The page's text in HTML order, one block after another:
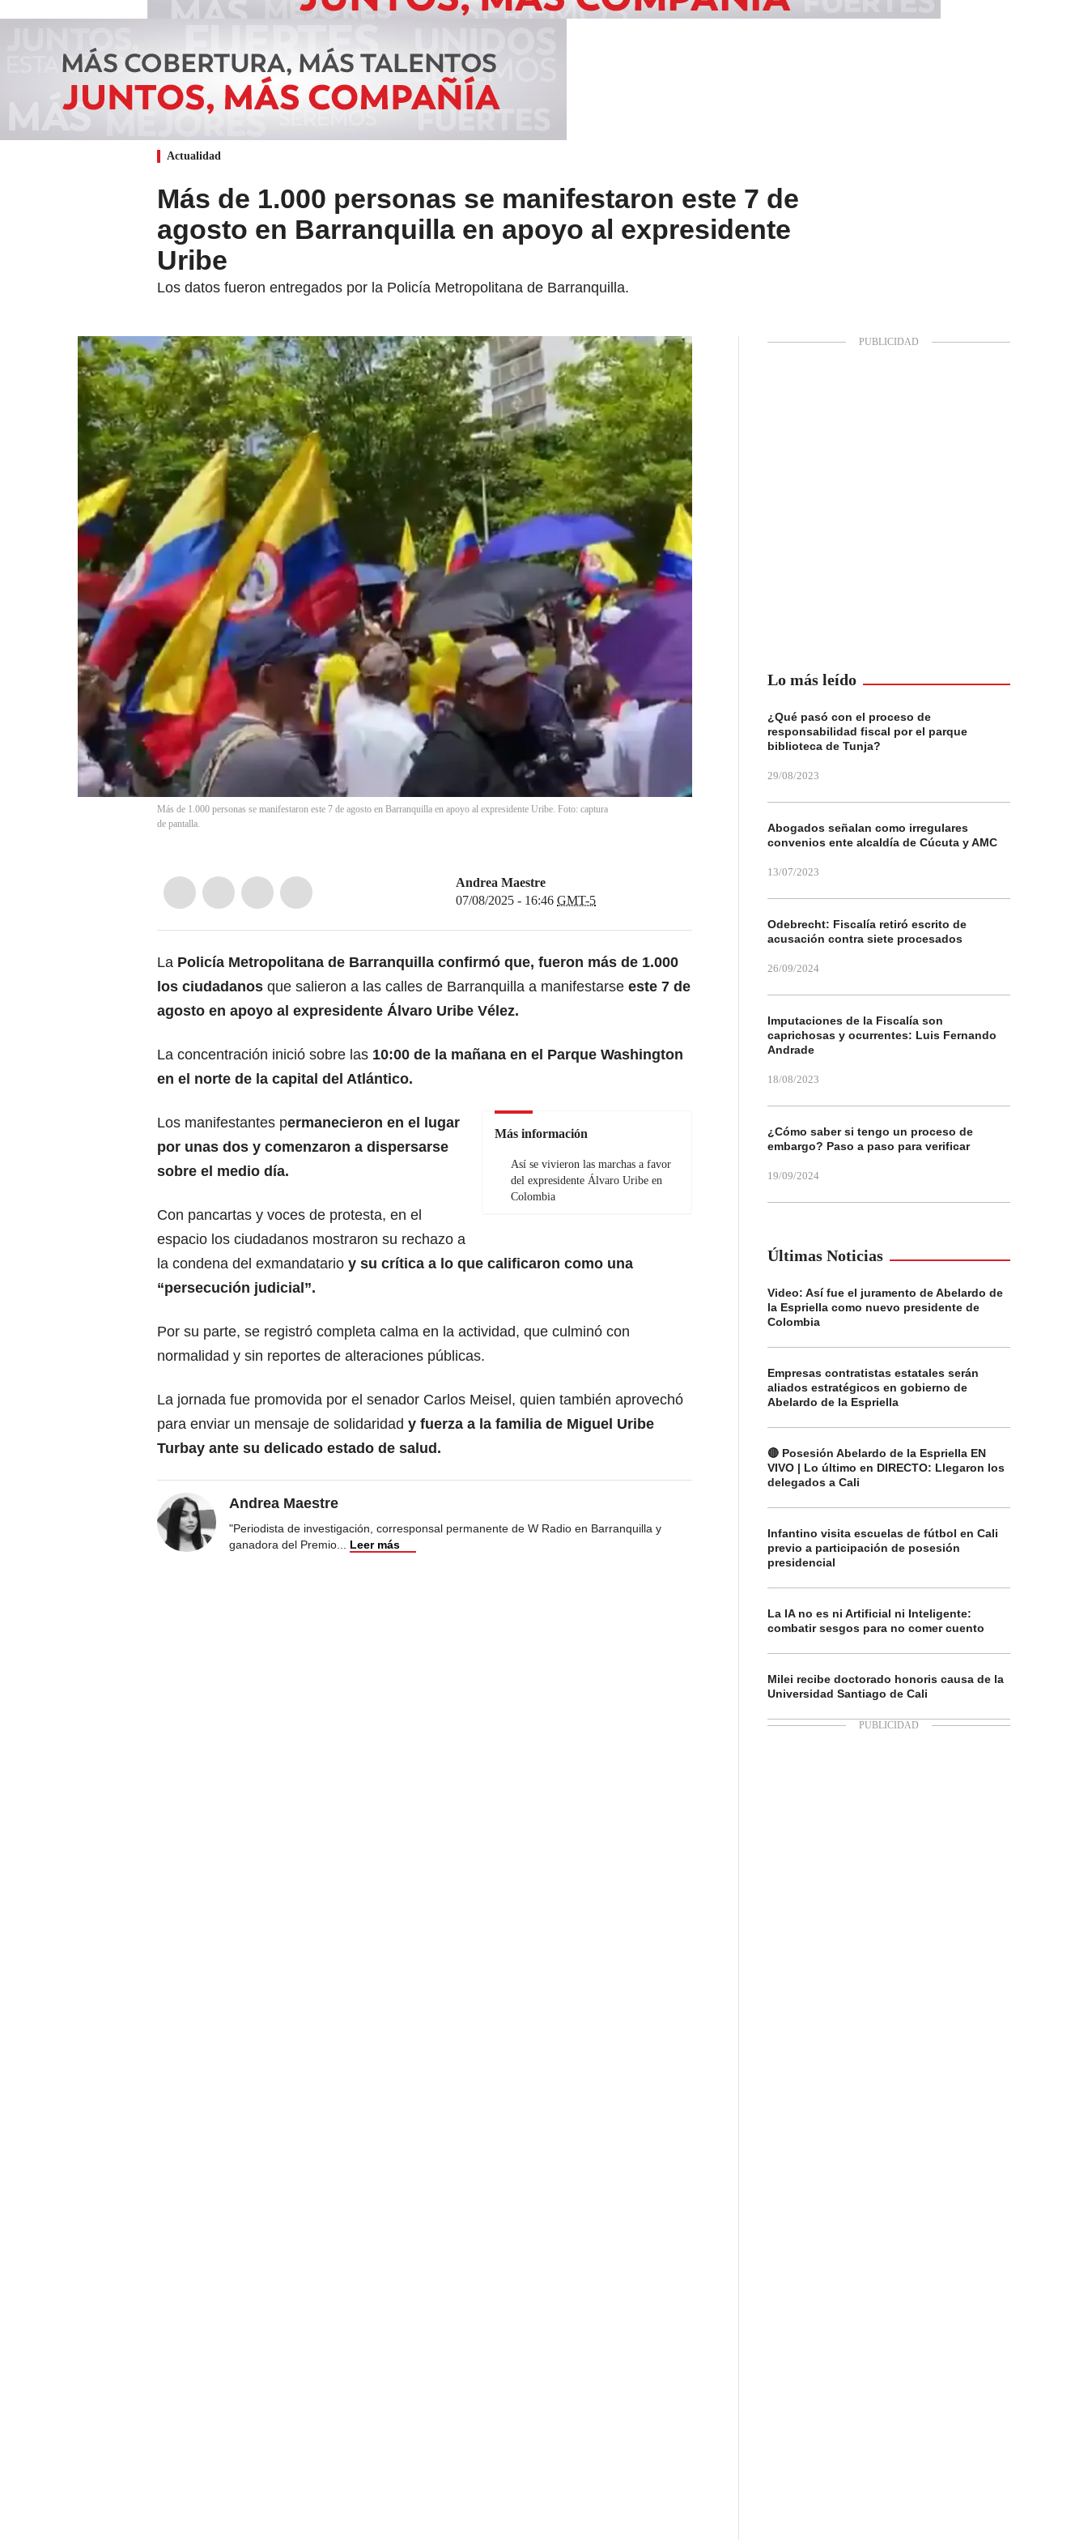
Actualidad
Más de 1.000 personas se manifestaron este 7 de
agosto en Barranquilla en apoyo al expresidente
Uribe
Los datos fueron entregados por la Policía Metropolitana de Barranquilla.
Más de 1.000 personas se manifestaron este 7 de agosto en Barranquilla en apoyo al expresidente Uribe. Foto: captura
de pantalla.
Andrea Maestre
07/08/2025 - 16:46 GMT-5
La Policía Metropolitana de Barranquilla confirmó que, fueron más de 1.000
los ciudadanos que salieron a las calles de Barranquilla a manifestarse este 7 de
agosto en apoyo al expresidente Álvaro Uribe Vélez.
La concentración inició sobre las 10:00 de la mañana en el Parque Washington
en el norte de la capital del Atlántico.
Más información
Así se vivieron las marchas a favor
del expresidente Álvaro Uribe en
Colombia
Los manifestantes permanecieron en el lugar
por unas dos y comenzaron a dispersarse
sobre el medio día.
Con pancartas y voces de protesta, en el
espacio los ciudadanos mostraron su rechazo a
la condena del exmandatario y su crítica a lo que calificaron como una
“persecución judicial”.
Por su parte, se registró completa calma en la actividad, que culminó con
normalidad y sin reportes de alteraciones públicas.
La jornada fue promovida por el senador Carlos Meisel, quien también aprovechó
para enviar un mensaje de solidaridad y fuerza a la familia de Miguel Uribe
Turbay ante su delicado estado de salud.
Andrea Maestre
"Periodista de investigación, corresponsal permanente de W Radio en Barranquilla y
ganadora del Premio... Leer más
Lo más leído
¿Qué pasó con el proceso de
responsabilidad fiscal por el parque
biblioteca de Tunja?
29/08/2023
Abogados señalan como irregulares
convenios ente alcaldía de Cúcuta y AMC
13/07/2023
Odebrecht: Fiscalía retiró escrito de
acusación contra siete procesados
26/09/2024
Imputaciones de la Fiscalía son
caprichosas y ocurrentes: Luis Fernando
Andrade
18/08/2023
¿Cómo saber si tengo un proceso de
embargo? Paso a paso para verificar
19/09/2024
Últimas Noticias
Video: Así fue el juramento de Abelardo de
la Espriella como nuevo presidente de
Colombia
Empresas contratistas estatales serán
aliados estratégicos en gobierno de
Abelardo de la Espriella
🔴 Posesión Abelardo de la Espriella EN
VIVO | Lo último en DIRECTO: Llegaron los
delegados a Cali
Infantino visita escuelas de fútbol en Cali
previo a participación de posesión
presidencial
La IA no es ni Artificial ni Inteligente:
combatir sesgos para no comer cuento
Milei recibe doctorado honoris causa de la
Universidad Santiago de Cali